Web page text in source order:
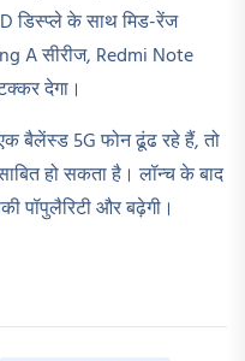
डिस्प्ले के साथ मिड-रेंज
A सीरीज, Redmi Note
देगा।
बैलेंस्ड 5G फोन ढूंढ रहे हैं, तो
हो सकता है। लॉन्च के बाद
पॉपुलैरिटी और बढ़ेगी।